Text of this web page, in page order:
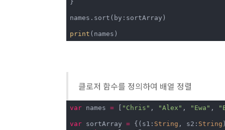
}
names.sort(by:sortArray)
print (names)
클로저 함수를 정의하여 배열 정렬
var names = [ "Chris" , "Alex" , "Ewa" ,
var sortArray = {(s1: String , s2: String